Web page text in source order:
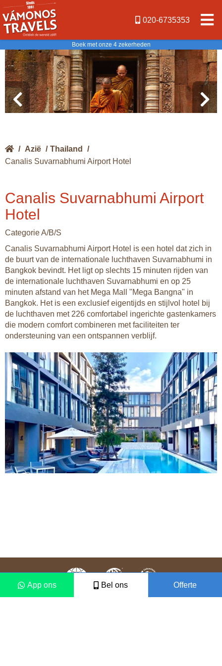
020-6735353
Boek met onze 4 zekerheden
/ Azië / Thailand
/
Canalis Suvarnabhumi Airport Hotel
Canalis Suvarnabhumi Airport
Hotel
Categorie A/B/S
Canalis Suvarnabhumi Airport Hotel is een hotel dat zich in
de buurt van de internationale luchthaven Suvarnabhumi in
Bangkok bevindt. Het ligt op slechts 15 minuten rijden van
de internationale luchthaven Suvarnabhumi en op 25
minuten afstand van het Mega Mall "Mega Bangna" in
Bangkok. Het is een exclusief eigentijds en stijlvol hotel bij
de luchthaven met 226 comfortabel ingerichte gastenkamers
die modern comfort combineren met faciliteiten ter
ondersteuning van een ontspannen verblijf.
App ons Bel ons Offerte